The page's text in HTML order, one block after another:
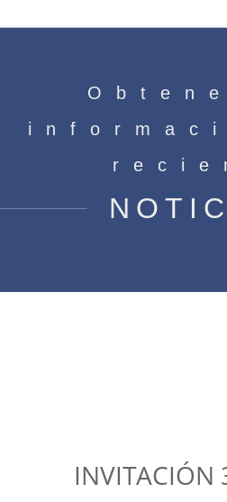
INVITACIÓN